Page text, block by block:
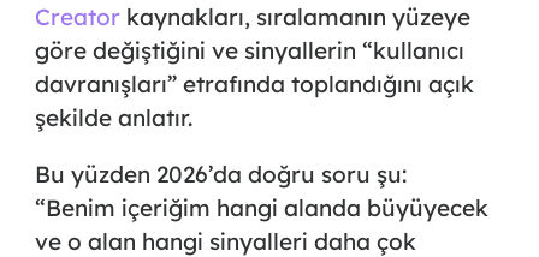
Creatorkaynakları, sıralamanın yüzeye
göre değiştiğini ve sinyallerin “kullanıcı
davranışları” etrafında toplandığını açık
şekilde anlatır.
Bu yüzden 2026’da doğru soru şu:
“Benim içeriğim hangi alanda büyüyecek
ve o alan hangi sinyalleri daha çok